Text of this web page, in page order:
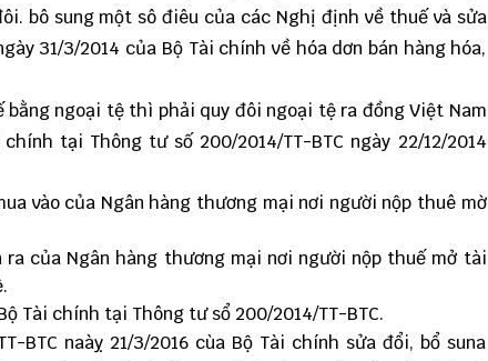
bô sung một sô điêu của các Nghị định về thuế và sửa
31/3/2014 của Bộ Tài chính về hóa dơn bán hàng hóa,
ngoại tệ thì phải quy đôi ngoại tệ ra đồng Việt Nam
chính tại Thông tư số 200/2014/TT-BTC ngày 22/12/2014
vào của Ngân hàng thương mại nơi người nộp thuê mờ
của Ngân hàng thương mại nơi người nộp thuế mở tài
Tài chính tại Thông tư sổ 200/2014/TT-BTC.
BTC naàỵ 21/3/2016 cùa Bộ Tài chính sửa đổi, bổ suna